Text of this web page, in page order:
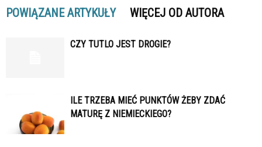
POWIĄZANE ARTYKUŁY WIĘCEJ OD AUTORA
CZY TUTLO JEST DROGIE?
ILE TRZEBA MIEĆ PUNKTÓW ŻEBY ZDAĆ
MATURĘ Z NIEMIECKIEGO?